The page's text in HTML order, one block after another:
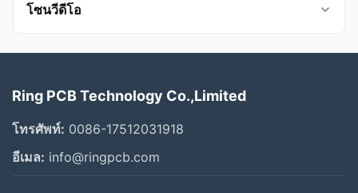
โซนวีดีโอ
โรงงานประกอบ PCB
Ring PCB Technology Co.,Limited
โทรศัพท์: 0086-17512031918
อีเมล: info@ringpcb.com